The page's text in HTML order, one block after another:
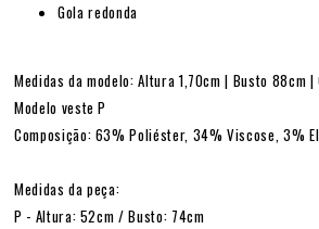
Gola redonda
Medidas da modelo: Altura 1,70cm | Busto 88cm
Modelo veste P
Composição: 63% Poliéster, 34% Viscose, 3%
Medidas da peça:
P - Altura: 52cm / Busto: 74cm